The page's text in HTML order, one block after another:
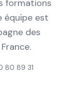
formations
équipe est
des
80 89 31